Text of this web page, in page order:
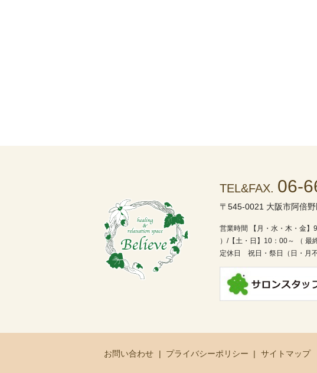
TEL&FAX. 06-
〒545-0021 大阪市阿倍
営業時間 【月・水・木・金
）/【土・日】10：00～ （ 最
定休日 祝日・祭日（日・月不
お問い合わせ プライバシーポリシー サイトマップ